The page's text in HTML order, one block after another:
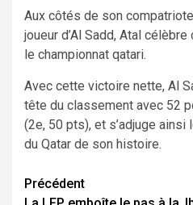
Aux côtés de son
joueur d’Al Sadd, Atal
le championnat qatari.
Avec cette victoire nette, Al
tête du classement avec 52
(2e, 50 pts), et s’adjuge
du Qatar de son histoire.
Navigation
Précédent